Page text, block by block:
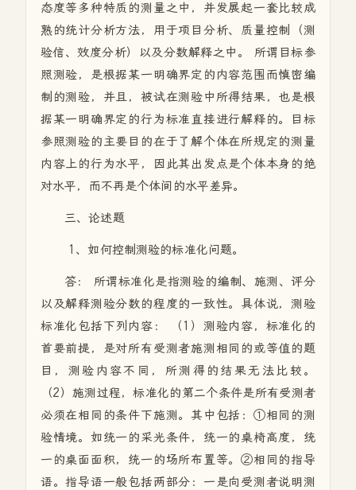
态度等多种特质的测量之中，并发展起一套比较成
熟的统计分析方法，用于项目分析、质量控制（测
验信、效度分析）以及分数解释之中。 所谓目标参
照测验，是根据某一明确界定的内容范围而慎密编
制的测验，并且，被试在测验中所得结果，也是根
据某一明确界定的行为标准直接进行解释的。目标
参照测验的主要目的在于了解个体在所规定的测量
内容上的行为水平，因此其出发点是个体本身的绝
对水平，而不再是个体间的水平差异。
三、论述题
1、如何控制测验的标准化问题。
答： 所谓标准化是指测验的编制、施测、评分
以及解释测验分数的程度的一致性。具体说，测验
标准化包括下列内容： （1）测验内容，标准化的
首要前提，是对所有受测者施测相同的或等值的题
目，测验内容不同，所测得的结果无法比较。
（2）施测过程，标准化的第二个条件是所有受测者
必须在相同的条件下施测。其中包括：①相同的测
验情境。如统一的采光条件，统一的桌椅高度，统
一的桌面面积，统一的场所布置等。②相同的指导
语。指导语一般包括两部分：一是向受测者说明测